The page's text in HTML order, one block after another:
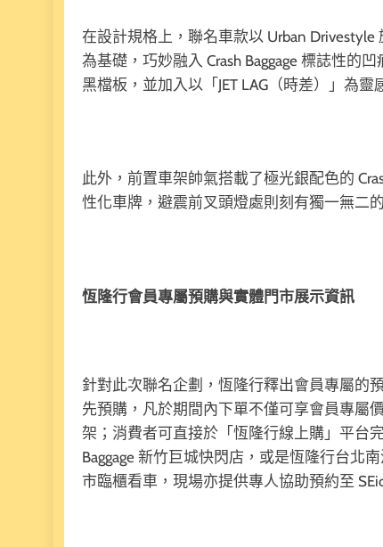
在設計規格上，聯名車款以 Urban
為基礎，巧妙融入 Crash Baggage 標誌性的
黑檔板，並加入以「JET LAG（時差）」為靈
此外，前置車架帥氣搭載了極光銀配色的
性化車牌，避震前叉頭燈處則刻有獨一無二
恆隆行會員專屬預購與實體門市展示資訊
針對此次聯名企劃，恆隆行釋出會員專屬的
先預購，凡於期間內下單不僅可享會員專屬
架；消費者可直接於「恆隆行線上購」平台
Baggage 新竹巨城快閃店，或是恆隆行台北
市臨櫃看車，現場亦提供專人協助預約至